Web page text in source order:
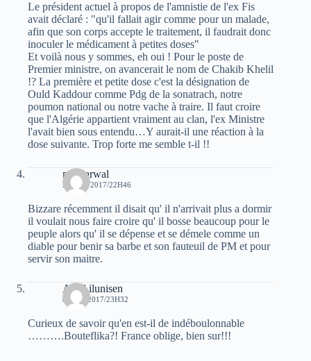
Le président actuel à propos de l'amnistie de l'ex Fis
avait déclaré : "qu'il fallait agir comme pour un malade,
afin que son corps accepte le traitement, il faudrait donc
inoculer le médicament à petites doses"
Et voilà nous y sommes, eh oui ! Pour le poste de
Premier ministre, on avancerait le nom de Chakib Khelil
!? La première et petite dose c'est la désignation de
Ould Kaddour comme Pdg de la sonatrach, notre
poumon national ou notre vache à traire. Il faut croire
que l'Algérie appartient vraiment au clan, l'ex Ministre
l'avait bien sous entendu…Y aurait-il une réaction à la
dose suivante. Trop forte me semble t-il !!
moh arwal
20 MAI 2017/22H46
Bizzare récemment il disait qu' il n'arrivait plus a dormir
il voulait nous faire croire qu' il bosse beaucoup pour le
peuple alors qu' il se dépense et se démele comme un
diable pour benir sa barbe et son fauteuil de PM et pour
servir son maitre.
Aksil ilunisen
8 JUIN 2017/23H32
Curieux de savoir qu'en est-il de indéboulonnable
……….Bouteflika?! France oblige, bien sur!!!